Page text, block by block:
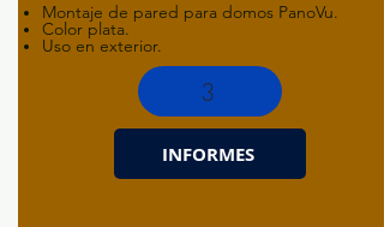
Montaje de pared para domos PanoVu.
Color plata.
Uso en exterior.
3
INFORMES